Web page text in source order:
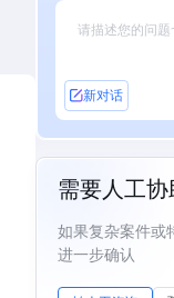
新对话
需要人工协
如果复杂案件或
进一步确认